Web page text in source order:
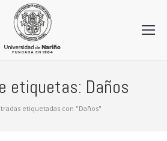
etiquetas: Daños
etiquetadas con "Daños"